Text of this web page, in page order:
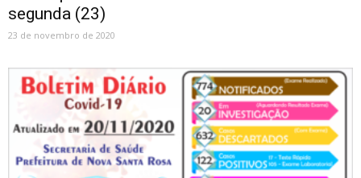
segunda (23)
23 de novembro de 2020